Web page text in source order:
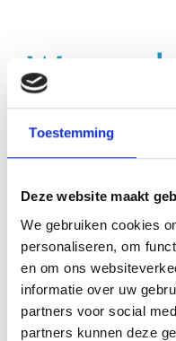
Toestemming
Deze website maakt
We gebruiken cookies
personaliseren, om
en om ons
informatie over uw
partners voor social
partners kunnen deze
Wat we